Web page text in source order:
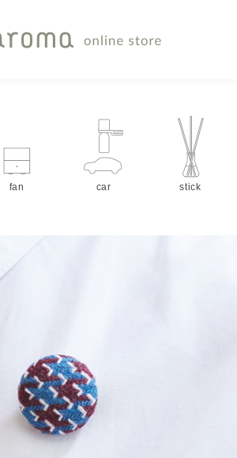
fan car stick